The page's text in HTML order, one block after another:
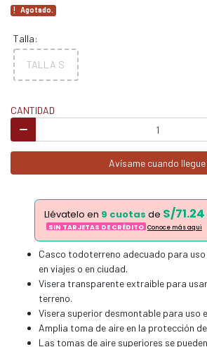
Agotado.
Talla:
TALLA S
CANTIDAD
Avísame cuando llegue
Llévatelo en 9 cuotas de S/71.24
SIN TARJETAS DE CRÉDITO Conoce más aqui
Casco todoterreno adecuado para
en viajes o en ciudad.
Visera transparente extraíble para
terreno.
Visera superior desmontable para uso
Amplia toma de aire en la protección
Las tomas de aire superiores se